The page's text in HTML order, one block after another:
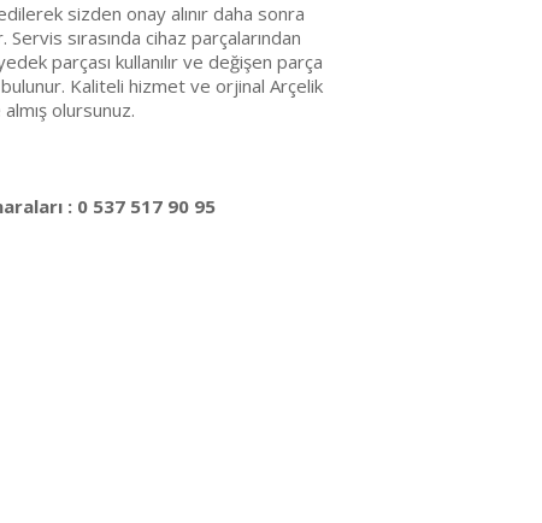
sizden onay alınır daha sonra
Servis sırasında cihaz parçalarından
parçası kullanılır ve değişen parça
bulunur. Kaliteli hizmet ve orjinal Arçelik
olursunuz.
: 0 537 517 90 95